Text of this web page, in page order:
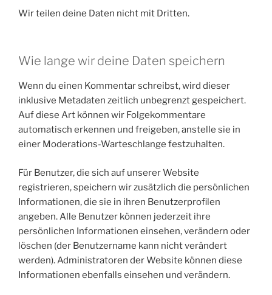
Wir teilen deine Daten nicht mit Dritten.
Wie lange wir deine Daten speichern
Wenn du einen Kommentar schreibst, wird dieser
inklusive Metadaten zeitlich unbegrenzt gespeichert.
Auf diese Art können wir Folgekommentare
automatisch erkennen und freigeben, anstelle sie in
einer Moderations-Warteschlange festzuhalten.
Für Benutzer, die sich auf unserer Website
registrieren, speichern wir zusätzlich die persönlichen
Informationen, die sie in ihren Benutzerprofilen
angeben. Alle Benutzer können jederzeit ihre
persönlichen Informationen einsehen, verändern oder
löschen (der Benutzername kann nicht verändert
werden). Administratoren der Website können diese
Informationen ebenfalls einsehen und verändern.